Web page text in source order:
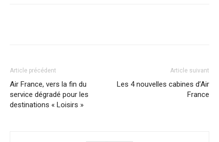
Article précédent
Air France, vers la fin du
service dégradé pour les
destinations « Loisirs »
Article suivant
Les 4 nouvelles cabines d’Air
France